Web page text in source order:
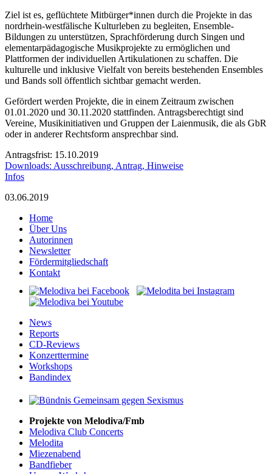
Ziel ist es, geflüchtete Mitbürger*innen durch die Projekte in das
nordrhein-westfälische Kulturleben zu begleiten, Ensemble-
Bildungen zu unterstützen, Sprachförderung durch Singen und
elementarpädagogische Musikprojekte zu ermöglichen und
Plattformen der individuellen Artikulationen zu schaffen. Die
kulturelle und inklusive Vielfalt von bereits bestehenden Ensembles
und Bands soll öffentlich sichtbar gemacht werden.
Gefördert werden Projekte, die in einem Zeitraum zwischen
01.01.2020 und 30.11.2020 stattfinden. Antragsberechtigt sind
Vereine, Musikinitiativen und Gruppen der Laienmusik, die als GbR
oder in anderer Rechtsform ansprechbar sind.
Antragsfrist: 15.10.2019
Downloads: Ausschreibung, Antrag, Hinweise
Infos
03.06.2019
Home
Über Uns
Autorinnen
Newsletter
Fördermitgliedschaft
Kontakt
News
Reports
CD-Reviews
Konzerttermine
Workshops
Bandindex
Projekte von Melodiva/Fmb
Melodiva Club Concerts
Melodita
Miezenabend
Bandfieber